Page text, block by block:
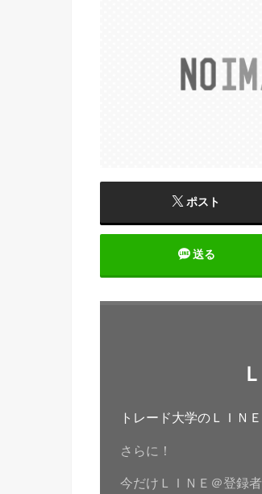
ポスト
送る
トレード大学のＬＩＮ
さらに！
今だけＬＩＮＥ＠登録